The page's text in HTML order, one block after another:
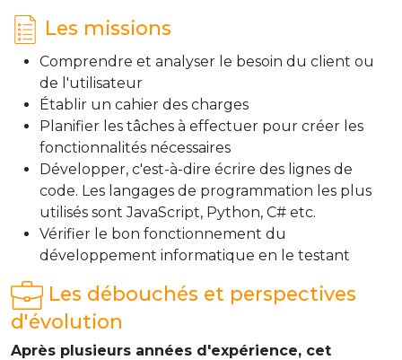
Les missions
Comprendre et analyser le besoin du client ou
de l'utilisateur
Établir un cahier des charges
Planifier les tâches à effectuer pour créer les
fonctionnalités nécessaires
Développer, c'est-à-dire écrire des lignes de
code. Les langages de programmation les plus
utilisés sont JavaScript, Python, C# etc.
Vérifier le bon fonctionnement du
développement informatique en le testant
Les débouchés et perspectives
d'évolution
Après plusieurs années d'expérience, cet